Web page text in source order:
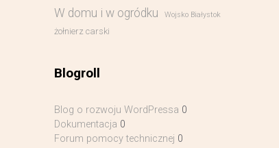
W domu i w ogródku Wojsko Białystok
żołnierz carski
Blogroll
Blog o rozwoju WordPressa 0
Dokumentacja 0
Forum pomocy technicznej 0